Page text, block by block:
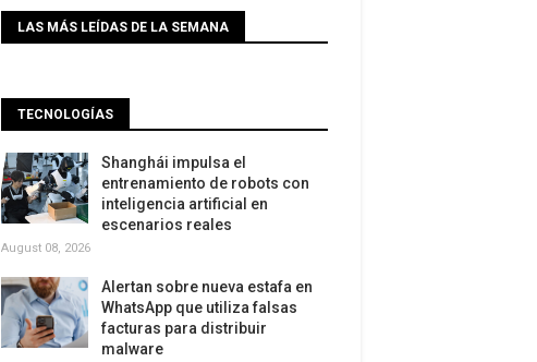
LAS MÁS LEÍDAS DE LA SEMANA
TECNOLOGÍAS
Shanghái impulsa el
entrenamiento de robots con
inteligencia artificial en
escenarios reales
August 08, 2026
Alertan sobre nueva estafa en
WhatsApp que utiliza falsas
facturas para distribuir
malware